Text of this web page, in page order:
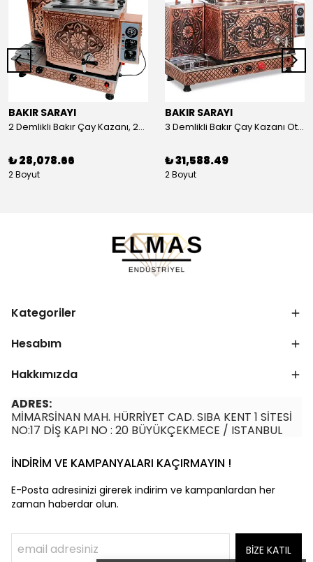
BAKIR SARAYI
2 Demlikli Bakır Çay Kazanı, 25 Litre
₺ 28,078.66
2 Boyut
BAKIR SARAYI
3 Demlikli Bakır Çay Kazanı Otomatik, 30 Litre
₺ 31,588.49
2 Boyut
Kategoriler
Hesabım
Hakkımızda
ADRES:
MİMARSİNAN MAH. HÜRRİYET CAD. SIBA KENT 1 SİTESİ
NO:17 DİŞ KAPI NO : 20 BÜYÜKÇEKMECE / ISTANBUL
İNDİRİM VE KAMPANYALARI KAÇIRMAYIN !
E-Posta adresinizi girerek indirim ve kampanlardan her
zaman haberdar olun.
BİZE KATIL